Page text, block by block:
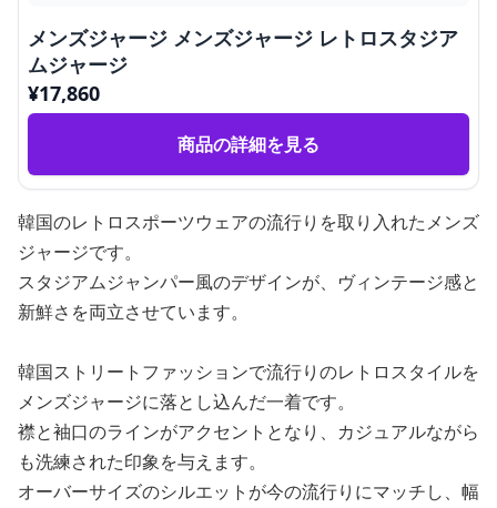
メンズジャージ メンズジャージ レトロスタジア
ムジャージ
¥17,860
商品の詳細を見る
韓国のレトロスポーツウェアの流行りを取り入れたメンズ
ジャージです。
スタジアムジャンパー風のデザインが、ヴィンテージ感と
新鮮さを両立させています。
韓国ストリートファッションで流行りのレトロスタイルを
メンズジャージに落とし込んだ一着です。
襟と袖口のラインがアクセントとなり、カジュアルながら
も洗練された印象を与えます。
オーバーサイズのシルエットが今の流行りにマッチし、幅